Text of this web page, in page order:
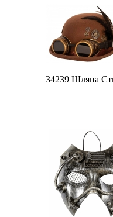
34239 Шляпа